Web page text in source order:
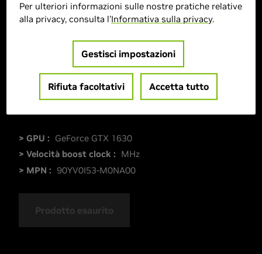
> GPU : GeForce GTX 1630
> Velocità boost clock : MHz
> MPN : 90YV0I53-M0NA00
Prodotto esaurito
Per ulteriori informazioni sulle nostre pratiche relative
alla privacy, consulta l'Informativa sulla privacy.
Gestisci impostazioni
Rifiuta facoltativi Accetta tutto